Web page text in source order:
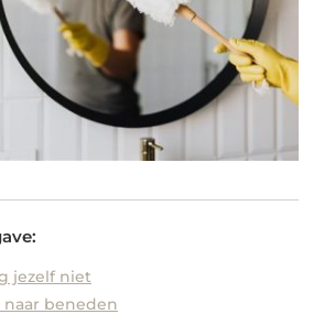
jezelf niet
naar beneden